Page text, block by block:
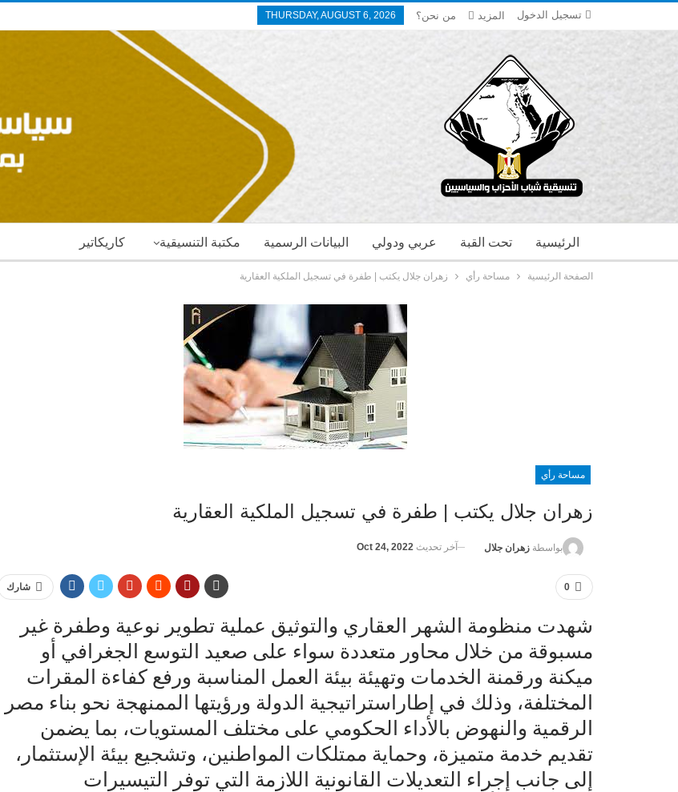
تسجيل الدخول THURSDAY, AUGUST 6, 2026 من نحن؟ المزيد
كاريكاتير مكتبة التنسيقية البيانات الرسمية عربي ودولي تحت القبة الرئيسية
الصفحة الرئيسية مساحة رأي زهران جلال يكتب | طفرة في تسجيل الملكية العقارية
مساحة رأي
زهران جلال يكتب | طفرة في تسجيل الملكية العقارية
بواسطة زهران جلال آخر تحديث Oct 24, 2022
0 شارك
شهدت منظومة الشهر العقاري والتوثيق عملية تطوير نوعية وطفرة غير
مسبوقة من خلال محاور متعددة سواء على صعيد التوسع الجغرافي أو
ميكنة ورقمنة الخدمات وتهيئة بيئة العمل المناسبة ورفع كفاءة المقرات
المختلفة، وذلك في إطاراستراتيجية الدولة ورؤيتها الممنهجة نحو بناء مصر
الرقمية والنهوض بالأداء الحكومي على مختلف المستويات، بما يضمن
تقديم خدمة متميزة، وحماية ممتلكات المواطنين، وتشجيع بيئة الإستثمار،
إلى جانب إجراء التعديلات القانونية اللازمة التي توفر التيسيرات